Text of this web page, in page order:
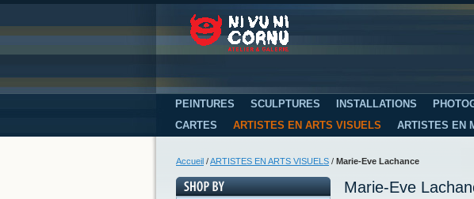
PEINTURES SCULPTURES INSTALLATIONS
CARTES
ARTISTES EN ARTS VISUELS ARTISTES EN
Accueil /ARTISTES EN ARTS VISUELS / Marie-Eve Lachance
Marie-Eve